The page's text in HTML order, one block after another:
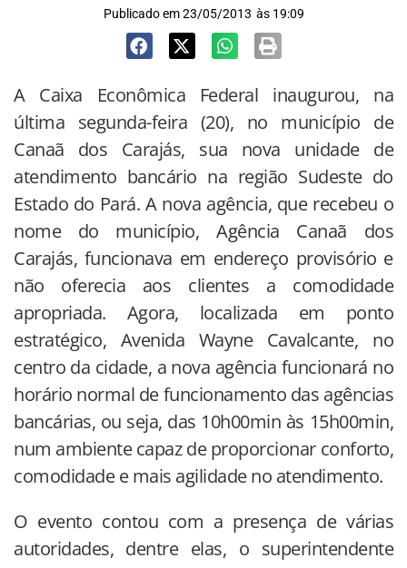
Publicado em 23/05/2013 às 19:09
A Caixa Econômica Federal inaugurou, na
última segunda-feira (20), no município de
Canaã dos Carajás, sua nova unidade de
atendimento bancário na região Sudeste do
Estado do Pará. A nova agência, que recebeu o
nome do município, Agência Canaã dos
Carajás, funcionava em endereço provisório e
não oferecia aos clientes a comodidade
apropriada. Agora, localizada em ponto
estratégico, Avenida Wayne Cavalcante, no
centro da cidade, a nova agência funcionará no
horário normal de funcionamento das agências
bancárias, ou seja, das 10h00min às 15h00min,
num ambiente capaz de proporcionar conforto,
comodidade e mais agilidade no atendimento.
O evento contou com a presença de várias
autoridades, dentre elas, o superintendente